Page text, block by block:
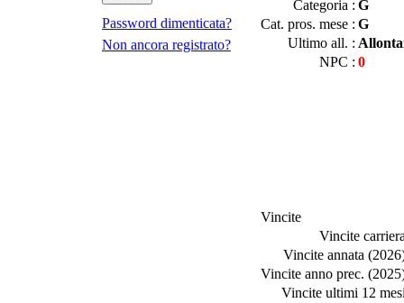
Password dimenticata?
Non ancora registrato?
Categoria : G
Cat. pros. mese : G
Ultimo all. :
NPC : 0
Vincite
Vincite
Vincite annata
Vincite anno prec.
Vincite ultimi 12